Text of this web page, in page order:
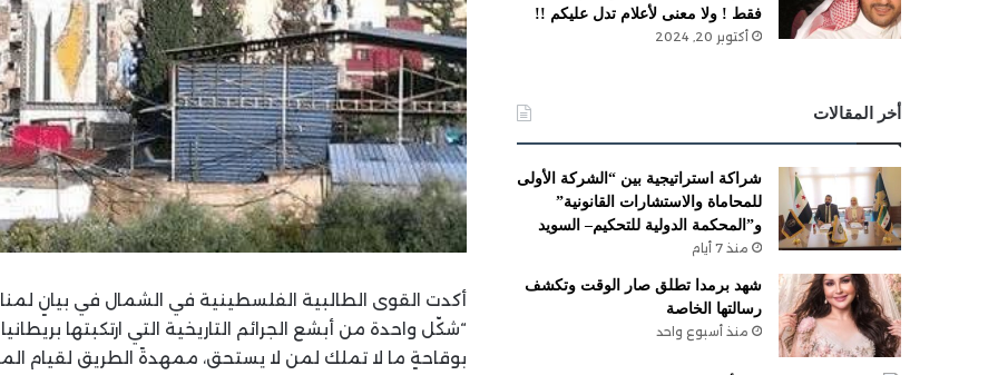
أكدت القوى الطالبية الفلسطينية في الشمال في بيانٍ
بوقاحةٍ ما لا تملك لمن لا يستحق، ممهدةً الطريق لقيام
فقط ! ولا معنى لأعلام تدل عليكم !!
أكتوبر 20, 2024
أخر المقالات
شراكة استراتيجية بين “الشركة الأولى
للمحاماة والاستشارات القانونية”
و”المحكمة الدولية للتحكيم– السويد
منذ 7 أيام
شهد برمدا تطلق صار الوقت وتكشف
رسالتها الخاصة
منذ أسبوع واحد